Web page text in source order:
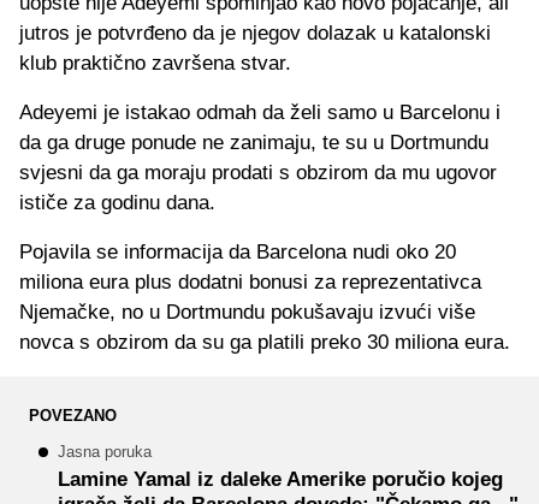
jutros je potvrđeno da je njegov dolazak u katalonski
klub praktično završena stvar.
Adeyemi je istakao odmah da želi samo u Barcelonu i
da ga druge ponude ne zanimaju, te su u Dortmundu
svjesni da ga moraju prodati s obzirom da mu ugovor
ističe za godinu dana.
Pojavila se informacija da Barcelona nudi oko 20
miliona eura plus dodatni bonusi za reprezentativca
Njemačke, no u Dortmundu pokušavaju izvući više
novca s obzirom da su ga platili preko 30 miliona eura.
POVEZANO
Jasna poruka
Lamine Yamal iz daleke Amerike poručio kojeg